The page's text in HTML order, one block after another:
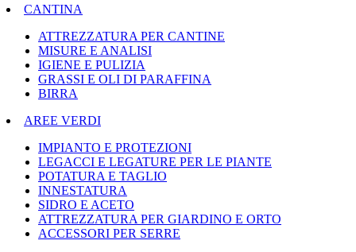
CANTINA
ATTREZZATURA PER CANTINE
MISURE E ANALISI
IGIENE E PULIZIA
GRASSI E OLI DI PARAFFINA
BIRRA
AREE VERDI
IMPIANTO E PROTEZIONI
LEGACCI E LEGATURE PER LE PIANTE
POTATURA E TAGLIO
INNESTATURA
SIDRO E ACETO
ATTREZZATURA PER GIARDINO E ORTO
ACCESSORI PER SERRE